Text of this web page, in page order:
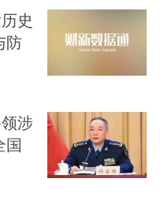
史
防
涉
国